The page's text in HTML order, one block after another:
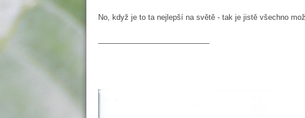
No, když je to ta nejlepší na světě - tak je jistě všechno